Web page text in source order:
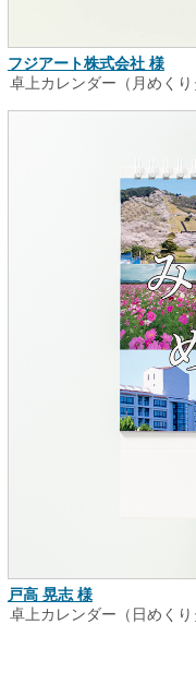
フジアート株式会社 様
卓上カレンダー（月めくり
戸高 晃志 様
卓上カレンダー（日めくり